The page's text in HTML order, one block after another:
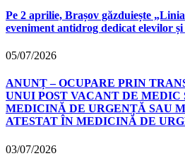
Pe 2 aprilie, Brașov găzduiește
eveniment antidrog dedicat elevilor
05/07/2026
ANUNȚ – OCUPARE PRIN
UNUI POST VACANT DE MEDIC
MEDICINĂ DE URGENȚĂ SAU
ATESTAT ÎN MEDICINĂ DE
03/07/2026